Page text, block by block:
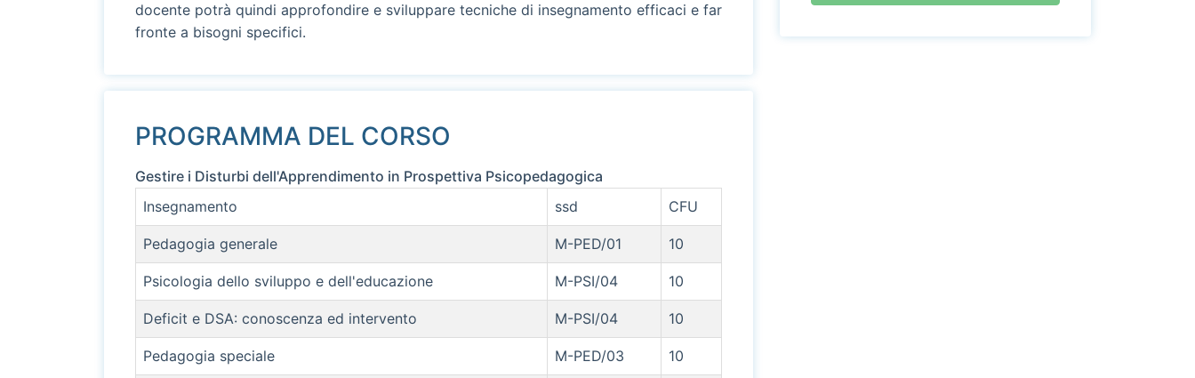
docente potrà quindi approfondire e sviluppare tecniche di insegnamento efficaci e far
fronte a bisogni specifici.
PROGRAMMA DEL CORSO
Gestire i Disturbi dell'Apprendimento in Prospettiva Psicopedagogica
Insegnamento
ssd CFU
Pedagogia generale M-PED/01 10
Psicologia dello sviluppo e dell'educazione M-PSI/04 10
Deficit e DSA: conoscenza ed intervento M-PSI/04 10
Pedagogia speciale M-PED/03 10